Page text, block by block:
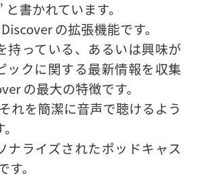
書かれています。
の拡張機能です。
持っている、あるいは興味が
ックに関する最新情報を収集
の最大の特徴です。
れを簡潔に音声で聴けるよう
ナライズされたポッドキャス
す。